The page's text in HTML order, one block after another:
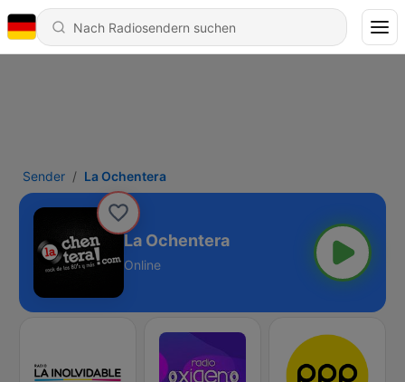
Sender La Ochentera
La Ochentera
Online